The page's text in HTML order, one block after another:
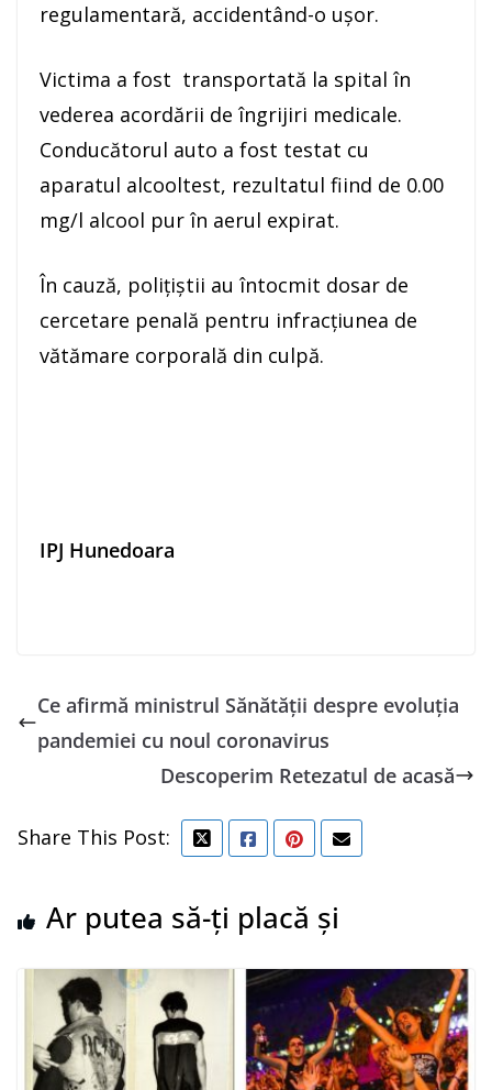
regulamentară, accidentând-o ușor.
Victima a fost transportată la spital în
vederea acordării de îngrijiri medicale.
Conducătorul auto a fost testat cu
aparatul alcooltest, rezultatul fiind de 0.00
mg/l alcool pur în aerul expirat.
În cauză, poliţiştii au întocmit dosar de
cercetare penală pentru infracţiunea de
vătămare corporală din culpă.
IPJ Hunedoara
Ce afirmă ministrul Sănătății despre evoluția
pandemiei cu noul coronavirus
Descoperim Retezatul de acasă
Share This Post:
Ar putea să-ți placă și